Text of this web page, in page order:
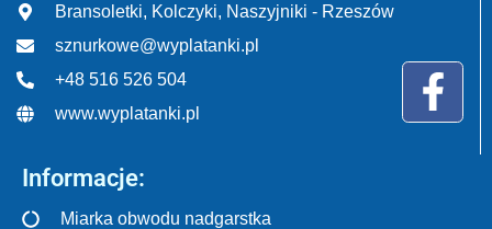
Bransoletki, Kolczyki, Naszyjniki - Rzeszów
sznurkowe@wyplatanki.pl
+48 516 526 504
www.wyplatanki.pl
Informacje:
Miarka obwodu nadgarstka